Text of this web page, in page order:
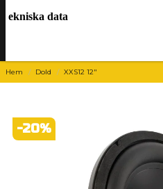
Hem Dold XXS12 12"
-20%
ekniska data